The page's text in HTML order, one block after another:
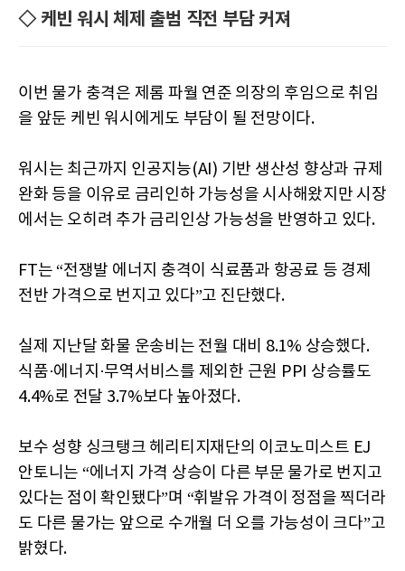
◇ 케빈 워시 체제 출범 직전 부담 커져
이번 물가 충격은 제롬 파월 연준 의장의 후임으로 취임
을 앞둔 케빈 워시에게도 부담이 될 전망이다.
워시는 최근까지 인공지능(AI) 기반 생산성 향상과 규제
완화 등을 이유로 금리인하 가능성을 시사해왔지만 시장
에서는 오히려 추가 금리인상 가능성을 반영하고 있다.
FT는 “전쟁발 에너지 충격이 식료품과 항공료 등 경제
전반 가격으로 번지고 있다”고 진단했다.
실제 지난달 화물 운송비는 전월 대비 8.1% 상승했다.
식품·에너지·무역서비스를 제외한 근원 PPI 상승률도
4.4%로 전달 3.7%보다 높아졌다.
보수 성향 싱크탱크 헤리티지재단의 이코노미스트 EJ
안토니는 “에너지 가격 상승이 다른 부문 물가로 번지고
있다는 점이 확인됐다”며 “휘발유 가격이 정점을 찍더라
도 다른 물가는 앞으로 수개월 더 오를 가능성이 크다”고
밝혔다.